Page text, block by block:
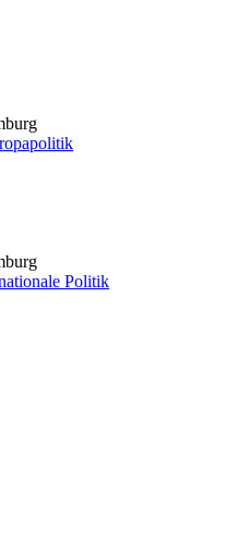
Politik